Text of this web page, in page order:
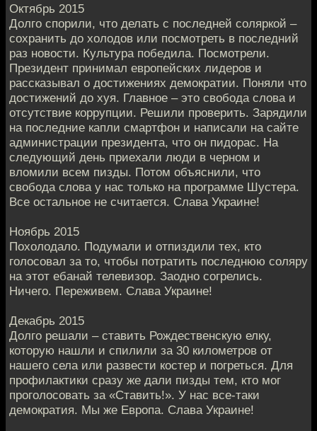
Октябрь 2015
Долго спорили, что делать с последней соляркой –
сохранить до холодов или посмотреть в последний
раз новости. Культура победила. Посмотрели.
Президент принимал европейских лидеров и
рассказывал о достижениях демократии. Поняли что
достижений до хуя. Главное – это свобода слова и
отсутствие коррупции. Решили проверить. Зарядили
на последние капли смартфон и написали на сайте
администрации президента, что он пидорас. На
следующий день приехали люди в черном и
вломили всем пизды. Потом объяснили, что
свобода слова у нас только на программе Шустера.
Все остальное не считается. Слава Украине!
Ноябрь 2015
Похолодало. Подумали и отпиздили тех, кто
голосовал за то, чтобы потратить последнюю соляру
на этот ебанай телевизор. Заодно согрелись.
Ничего. Переживем. Слава Украине!
Декабрь 2015
Долго решали – ставить Рождественскую елку,
которую нашли и спилили за 30 километров от
нашего села или развести костер и погреться. Для
профилактики сразу же дали пизды тем, кто мог
проголосовать за «Ставить!». У нас все-таки
демократия. Мы же Европа. Слава Украине!